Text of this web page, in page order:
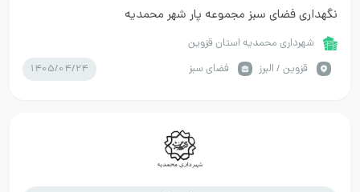
نگهداری فضای سبز مجموعه پار شهر محمدیه
شهرداری محمدیه استان قزوین
قزوين / البرز
فضای سبز 1405/04/24